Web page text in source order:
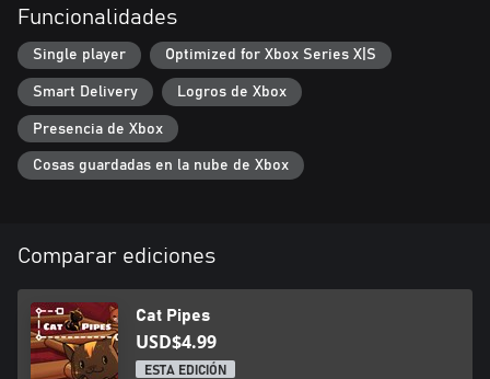
Funcionalidades
Single player Optimized for Xbox Series X|S
Smart Delivery Logros de Xbox
Presencia de Xbox
Cosas guardadas en la nube de Xbox
Comparar ediciones
Cat Pipes
USD$4.99
ESTA EDICIÓN